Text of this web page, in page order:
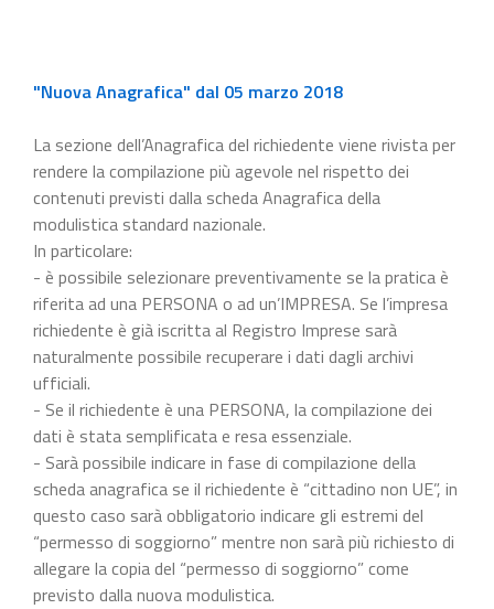
"Nuova Anagrafica" dal 05 marzo 2018
La sezione dell’Anagrafica del richiedente viene rivista per
rendere la compilazione più agevole nel rispetto dei
contenuti previsti dalla scheda Anagrafica della
modulistica standard nazionale.
In particolare:
- è possibile selezionare preventivamente se la pratica è
riferita ad una PERSONA o ad un’IMPRESA. Se l’impresa
richiedente è già iscritta al Registro Imprese sarà
naturalmente possibile recuperare i dati dagli archivi
ufficiali.
- Se il richiedente è una PERSONA, la compilazione dei
dati è stata semplificata e resa essenziale.
- Sarà possibile indicare in fase di compilazione della
scheda anagrafica se il richiedente è “cittadino non UE”, in
questo caso sarà obbligatorio indicare gli estremi del
“permesso di soggiorno” mentre non sarà più richiesto di
allegare la copia del “permesso di soggiorno” come
previsto dalla nuova modulistica.